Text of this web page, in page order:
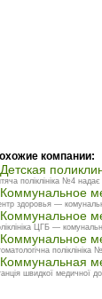
компании:
Детская
поліклініка №4
Коммунальное
здоровья —
Коммунальное
ЦГБ —
Коммунальное
Коммунальная
швидкої медичної